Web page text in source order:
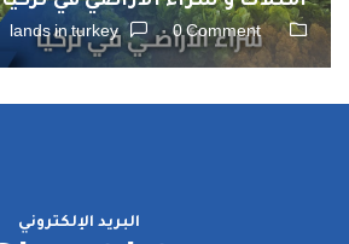
lands in turkey 0 Comment
البريد الإلكتروني